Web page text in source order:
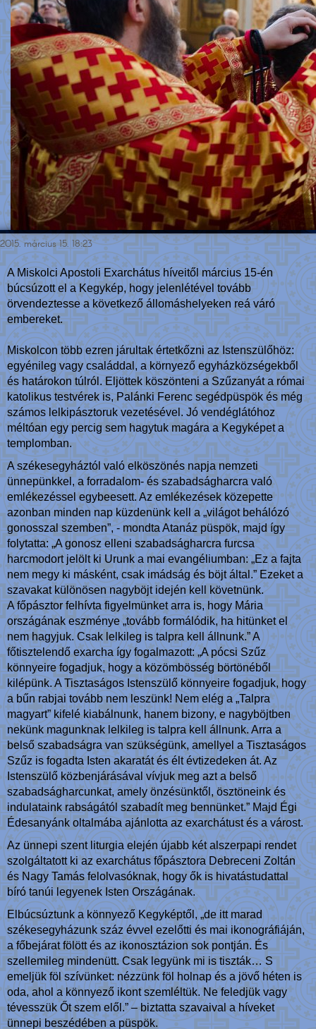
2015. március 15. 18:23
A Miskolci Apostoli Exarchátus híveitől március 15-én
búcsúzott el a Kegykép, hogy jelenlétével tovább
örvendeztesse a következő állomáshelyeken reá váró
embereket.
Miskolcon több ezren járultak értetkőzni az Istenszülőhöz:
egyénileg vagy családdal, a környező egyházközségekből
és határokon túlról. Eljöttek köszönteni a Szűzanyát a római
katolikus testvérek is, Palánki Ferenc segédpüspök és még
számos lelkipásztoruk vezetésével. Jó vendéglátóhoz
méltóan egy percig sem hagytuk magára a Kegyképet a
templomban.
A székesegyháztól való elköszönés napja nemzeti
ünnepünkkel, a forradalom- és szabadságharcra való
emlékezéssel egybeesett. Az emlékezések közepette
azonban minden nap küzdenünk kell a „világot behálózó
gonosszal szemben”, - mondta Atanáz püspök, majd így
folytatta: „A gonosz elleni szabadságharcra furcsa
harcmodort jelölt ki Urunk a mai evangéliumban: „Ez a fajta
nem megy ki másként, csak imádság és böjt által.” Ezeket a
szavakat különösen nagyböjt idején kell követnünk.
A főpásztor felhívta figyelmünket arra is, hogy Mária
országának eszménye „tovább formálódik, ha hitünket el
nem hagyjuk. Csak lelkileg is talpra kell állnunk.” A
főtisztelendő exarcha így fogalmazott: „A pócsi Szűz
könnyeire fogadjuk, hogy a közömbösség börtönéből
kilépünk. A Tisztaságos Istenszülő könnyeire fogadjuk, hogy
a bűn rabjai tovább nem leszünk! Nem elég a „Talpra
magyart” kifelé kiabálnunk, hanem bizony, e nagyböjtben
nekünk magunknak lelkileg is talpra kell állnunk. Arra a
belső szabadságra van szükségünk, amellyel a Tisztaságos
Szűz is fogadta Isten akaratát és élt évtizedeken át. Az
Istenszülő közbenjárásával vívjuk meg azt a belső
szabadságharcunkat, amely önzésünktől, ösztöneink és
indulataink rabságától szabadít meg bennünket.” Majd Égi
Édesanyánk oltalmába ajánlotta az exarchátust és a várost.
Az ünnepi szent liturgia elején újabb két alszerpapi rendet
szolgáltatott ki az exarchátus főpásztora Debreceni Zoltán
és Nagy Tamás felolvasóknak, hogy ők is hivatástudattal
bíró tanúi legyenek Isten Országának.
Elbúcsúztunk a könnyező Kegyképtől, „de itt marad
székesegyházunk száz évvel ezelőtti és mai ikonográfiáján,
a főbejárat fölött és az ikonosztázion sok pontján. És
szellemileg mindenütt. Csak legyünk mi is tiszták… S
emeljük föl szívünket: nézzünk föl holnap és a jövő héten is
oda, ahol a könnyező ikont szemléltük. Ne feledjük vagy
tévesszük Őt szem elől.” – biztatta szavaival a híveket
ünnepi beszédében a püspök.